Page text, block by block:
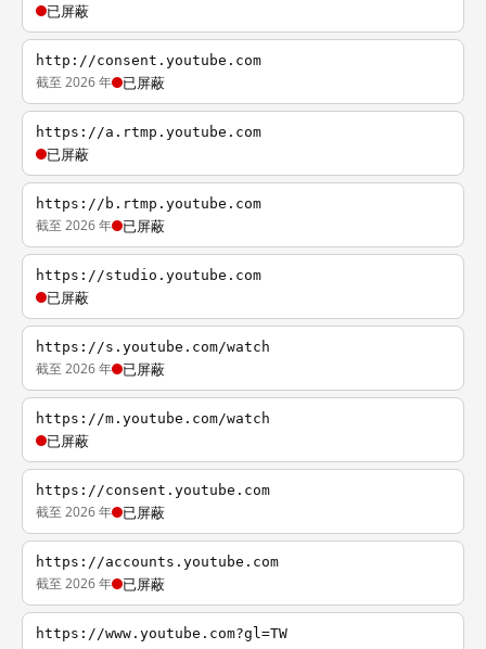
已屏蔽
http://consent.youtube.com
截至 2026 年 已屏蔽
https://a.rtmp.youtube.com
已屏蔽
https://b.rtmp.youtube.com
截至 2026 年 已屏蔽
https://studio.youtube.com
已屏蔽
https://s.youtube.com/watch
截至 2026 年 已屏蔽
https://m.youtube.com/watch
已屏蔽
https://consent.youtube.com
截至 2026 年 已屏蔽
https://accounts.youtube.com
截至 2026 年 已屏蔽
https://www.youtube.com?gl=TW